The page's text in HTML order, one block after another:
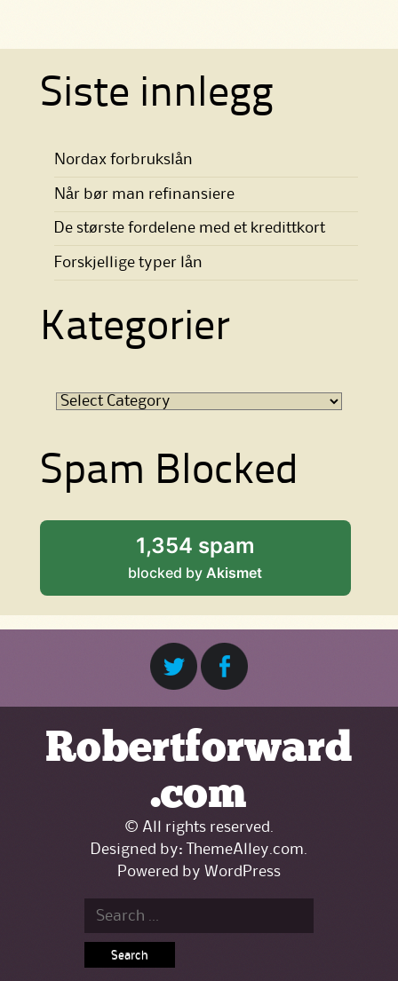
Siste innlegg
Nordax forbrukslån
Når bør man refinansiere
De største fordelene med et kredittkort
Forskjellige typer lån
Kategorier
Spam Blocked
1,354 spam
blocked by Akismet
Robertforward
.com
© All rights reserved.
Designed by:
ThemeAlley.com.
Powered by WordPress
Search
for: